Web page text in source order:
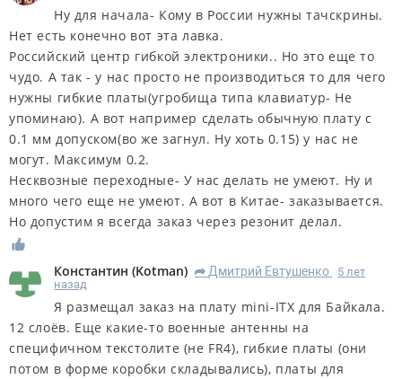
Ну для начала- Кому в России нужны тачскрины.
Нет есть конечно вот эта лавка.
Российский центр гибкой электроники.. Но это еще то
чудо. А так - у нас просто не производиться то для чего
нужны гибкие платы(угробища типа клавиатур- Не
упоминаю). А вот например сделать обычную плату с
0.1 мм допуском(во же загнул. Ну хоть 0.15) у нас не
могут. Максимум 0.2.
Несквозные переходные- У нас делать не умеют. Ну и
много чего еще не умеют. А вот в Китае- заказывается.
Но допустим я всегда заказ через резонит делал.
Константин (Kotman) R Дмитрий Евтушенко
5 лет
назад
Я размещал заказ на плату mini-ITX для Байкала.
12 слоёв. Еще какие-то военные антенны на
специфичном текстолите (не FR4), гибкие платы (они
потом в форме коробки складывались), платы для